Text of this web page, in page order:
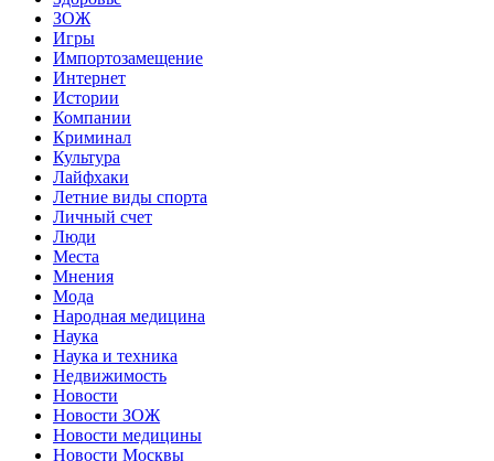
ЗОЖ
Игры
Импортозамещение
Интернет
Истории
Компании
Криминал
Культура
Лайфхаки
Летние виды спорта
Личный счет
Люди
Места
Мнения
Мода
Народная медицина
Наука
Наука и техника
Недвижимость
Новости
Новости ЗОЖ
Новости медицины
Новости Москвы